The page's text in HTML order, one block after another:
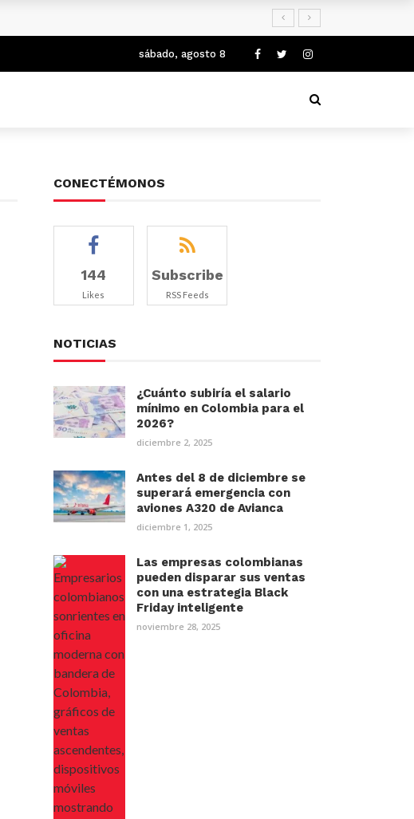
sábado, agosto 8
CONECTÉMONOS
144
Likes
Subscribe
RSS Feeds
NOTICIAS
¿Cuánto subiría el salario
mínimo en Colombia para el
2026?
diciembre 2, 2025
Antes del 8 de diciembre se
superará emergencia con
aviones A320 de Avianca
diciembre 1, 2025
Las empresas colombianas
pueden disparar sus ventas
con una estrategia Black
Friday inteligente
noviembre 28, 2025